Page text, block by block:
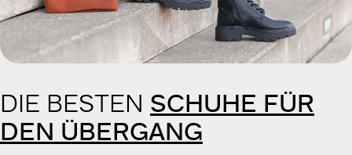
DIE BESTEN SCHUHE FÜR
DEN ÜBERGANG